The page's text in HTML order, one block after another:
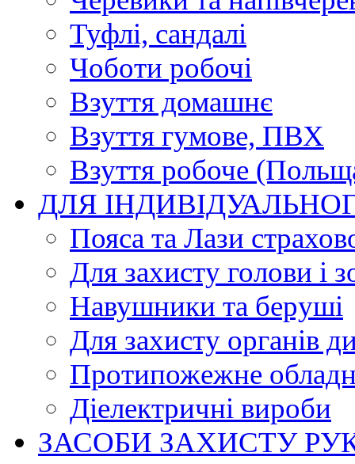
Туфлі, сандалі
Чоботи робочі
Взуття домашнє
Взуття гумове, ПВХ
Взуття робоче
ДЛЯ
Пояса та Лази
Для захисту голови і
Навушники та беруші
Для захисту органів
Протипожежне
Діелектричні вироби
ЗАСОБИ ЗАХИСТУ